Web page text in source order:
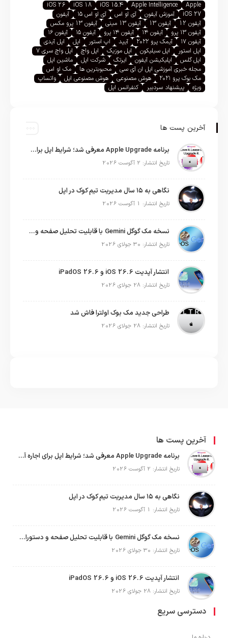
Apple
Apple Intelligence
iOS 15.4
iOS 18
iOS 26
iOS 27
آموزش آیفون آی او اس آی او اس ۱۵
آیفون
آیفون 12
آیفون 13 آیفون 13 مینی
آیفون 13 پرو مکس
آیفون ۱۳ پرو
آیفون ۱۴ آیفون ۱۴ پرو آیفون ۱۵
آیفون ۱۶
آیفون ۱۷
آیمک پرو ۲۰۲۲ آیپد اپ استور اپل
اپل آیدی
اپل استور
اپل سیلیکون اپل موزیک اپل واچ
اپل واچ سری ۷
اپل گلس
اپلیکیشن آیفون ایرتگ شرکت اپل
ماشین اپل
مجله خبری آموزشی اپل ان آی سی
محبوبترین ها
مک او اس
مک بوک پرو ۲۰۲۱
هوش مصنوعی هوش مصنوعی اپل
واتساپ
ویژه
پیشنهاد سردبیر کنفرانس اپل
آخرین پست ها
برنامه Apple Upgrade معرفی شد؛ شرایط اپل برای اجاره آیفون، آیپد، مک و اپل واچ
تاریخ انتشار: 2 آگوست 2026
نگاهی به ۱۵ سال مدیریت تیم کوک در اپل
تاریخ انتشار: 1 آگوست 2026
نسخه مک گوگل Gemini با قابلیت تحلیل صفحه و دستورات صوتی در به‌روزرسانی جدید
تاریخ انتشار: 30 جولای 2026
انتشار آپدیت iOS 26.6 و iPadOS 26.6
تاریخ انتشار: 28 جولای 2026
طراحی جدید مک بوک اولترا فاش شد
تاریخ انتشار: 28 جولای 2026
آخرین پست ها
برنامه Apple Upgrade معرفی شد؛ شرایط اپل برای اجاره آیفون، آیپد، مک و اپل واچ
تاریخ انتشار: 2 آگوست 2026
نگاهی به ۱۵ سال مدیریت تیم کوک در اپل
تاریخ انتشار: 1 آگوست 2026
نسخه مک گوگل Gemini با قابلیت تحلیل صفحه و دستورات صوتی در به‌روزرسانی جدید
تاریخ انتشار: 30 جولای 2026
انتشار آپدیت iOS 26.6 و iPadOS 26.6
تاریخ انتشار: 28 جولای 2026
دسترسی سریع